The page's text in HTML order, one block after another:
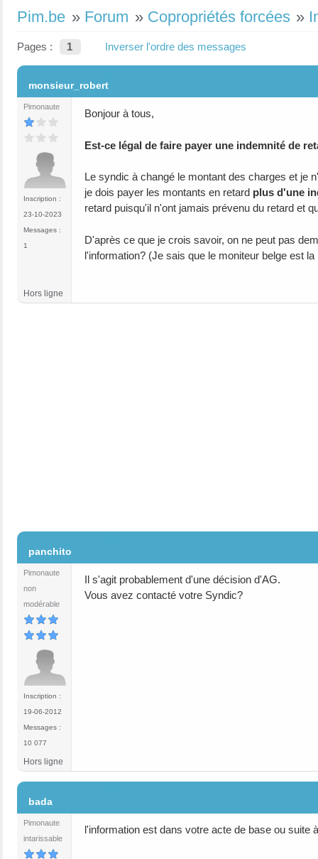
Pim.be » Forum » Copropriétés forcées »
Pages : 1 Inverser l'ordre des messages
monsieur_robert
Pimonaute
Inscription :
23-10-2023
Messages :
1
Bonjour à tous,
Est-ce légal de faire payer une indemnité de
Le syndic à changé le montant des charges et je
je dois payer les montants en retard plus d'une
retard puisqu'il n'ont jamais prévenu du retard et
D'après ce que je crois savoir, on ne peut pas
l'information? (Je sais que le moniteur belge est
Hors ligne
panchito
Pimonaute
non
modérable
Inscription :
19-06-2012
Messages :
10 077
Il s'agit probablement d'une décision d'AG.
Vous avez contacté votre Syndic?
Hors ligne
bada
Pimonaute
intarissable
l'information est dans votre acte de base ou suite